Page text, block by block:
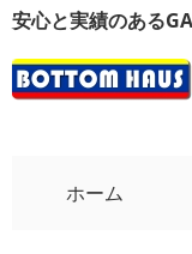
安心と実績のある
ホーム